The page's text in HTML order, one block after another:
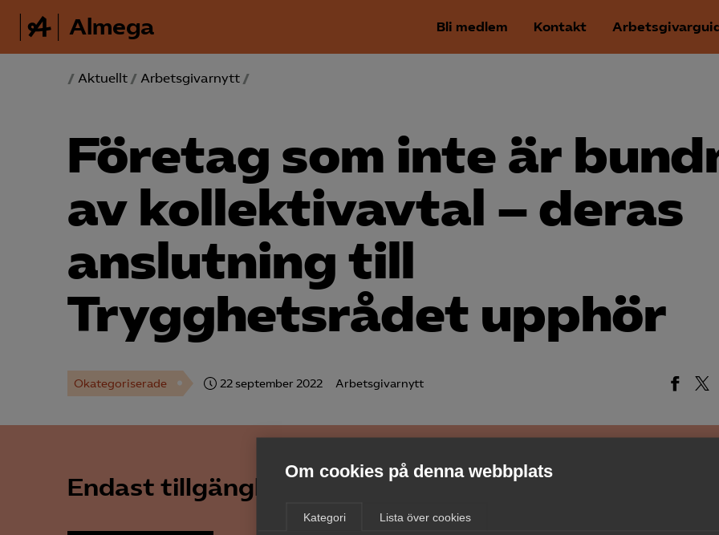
Om cookies på denna webbplats
Kategori Lista över cookies
Almega Bli medlem Kontakt
/ Aktuellt / Arbetsgivarnytt /
Företag som inte är
av kollektivavtal – deras
anslutning till
Trygghetsrådet upphör
Okategoriserade 22 september 2022 Arbetsgivarnytt
Endast tillgänglig för medlemmar